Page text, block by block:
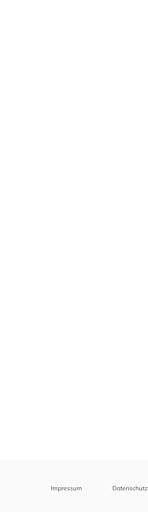
Impressum Datenschutz